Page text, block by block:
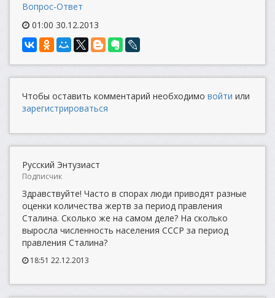
Вопрос-Ответ
01:00 30.12.2013
Чтобы оставить комментарий необходимо войти или
зарегистрироваться
Русский Энтузиаст
Подписчик
Здравствуйте! Часто в спорах люди приводят разные
оценки количества жертв за период правления
Сталина. Сколько же на самом деле? На сколько
выросла численность населения СССР за период
правления Сталина?
18:51 22.12.2013